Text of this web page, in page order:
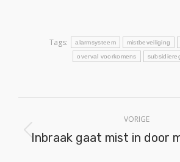
Tags: alarmsysteem mistbeveiliging
overval voorkomens
navigatie
VORIGE
Vorig
Inbraak gaat mist in door